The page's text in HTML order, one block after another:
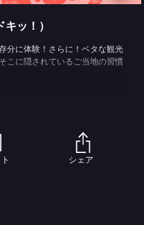
ッ！）
分に体験！さらに！ベタな観光
こに隠されているご当地の習慣
シェア